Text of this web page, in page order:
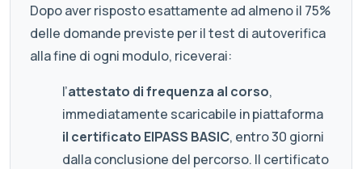
Dopo aver risposto esattamente ad almeno il 75%
delle domande previste per il test di autoverifica
alla fine di ogni modulo, riceverai:
l’attestato di frequenza al corso,
immediatamente scaricabile in piattaforma
il certificato EIPASS BASIC, entro 30 giorni
dalla conclusione del percorso. Il certificato